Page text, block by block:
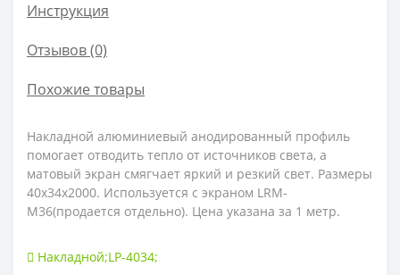
Инструкция
Отзывов (0)
Похожие товары
Накладной алюминиевый анодированный профиль
помогает отводить тепло от источников света, а
матовый экран смягчает яркий и резкий свет. Размеры
40х34х2000. Используется с экраном LRM-
M36(продается отдельно). Цена указана за 1 метр.
Накладной;LP-4034;